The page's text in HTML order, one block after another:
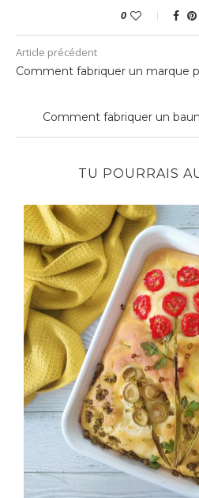
0
Article précédent
Comment fabriquer un marque
Comment fabriquer un
TU POURRAIS